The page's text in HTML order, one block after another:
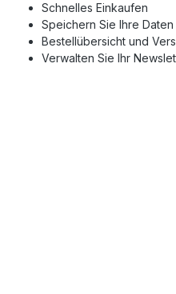
Schnelles Einkaufen
Speichern Sie Ihre
Bestellübersicht und
Verwalten Sie Ihr